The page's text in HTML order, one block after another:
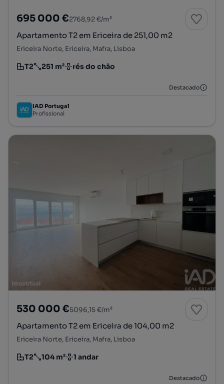
695 000 €2768,92 €/m²
Apartamento T2 em Ericeira de 251,00 m2
Ericeira Norte, Ericeira, Mafra, Lisboa
Tipologia
T2
Preço por metro quadrado
251 m²
Andar rés do chão
Destacado
IAD Portugal
Profissional
530 000 €5096,15 €/m²
Apartamento T2 em Ericeira de 104,00 m2
Ericeira Norte, Ericeira, Mafra, Lisboa
Tipologia
T2
Preço por metro quadrado
104 m²
Andar 1 andar
Destacado